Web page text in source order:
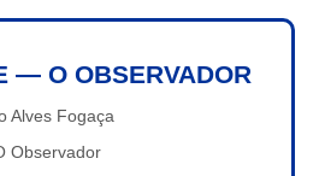
— O OBSERVADOR
Alves Fogaça
Observador